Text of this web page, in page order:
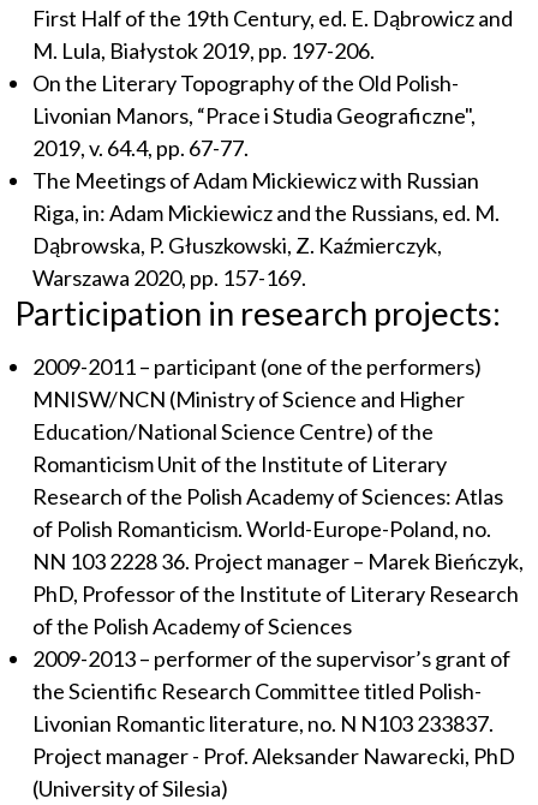
First Half of the 19th Century, ed. E. Dąbrowicz and
M. Lula, Białystok 2019, pp. 197-206.
On the Literary Topography of the Old Polish-
Livonian Manors, “Prace i Studia Geograficzne",
2019, v. 64.4, pp. 67-77.
The Meetings of Adam Mickiewicz with Russian
Riga, in: Adam Mickiewicz and the Russians, ed. M.
Dąbrowska, P. Głuszkowski, Z. Kaźmierczyk,
Warszawa 2020, pp. 157-169.
Participation in research projects:
2009-2011 – participant (one of the performers)
MNISW/NCN (Ministry of Science and Higher
Education/National Science Centre) of the
Romanticism Unit of the Institute of Literary
Research of the Polish Academy of Sciences: Atlas
of Polish Romanticism. World-Europe-Poland, no.
NN 103 2228 36. Project manager – Marek Bieńczyk,
PhD, Professor of the Institute of Literary Research
of the Polish Academy of Sciences
2009-2013 – performer of the supervisor’s grant of
the Scientific Research Committee titled Polish-
Livonian Romantic literature, no. N N103 233837.
Project manager - Prof. Aleksander Nawarecki, PhD
(University of Silesia)